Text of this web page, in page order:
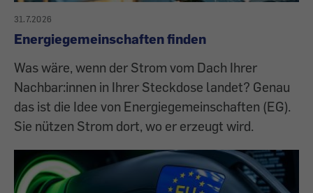
31.7.2026
Energiegemeinschaften finden
Was wäre, wenn der Strom vom Dach Ihrer
Nachbar:innen in Ihrer Steckdose landet? Genau
das ist die Idee von Energiegemeinschaften (EG).
Sie nützen Strom dort, wo er erzeugt wird.